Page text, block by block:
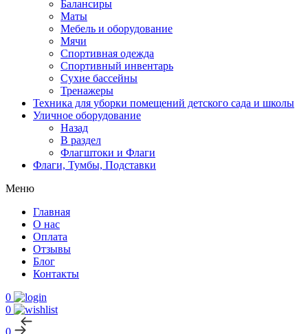
Балансиры
Маты
Мебель и оборудование
Мячи
Спортивная одежда
Спортивный инвентарь
Сухие бассейны
Тренажеры
Техника для уборки помещений детского сада и школы
Уличное оборудование
Назад
В раздел
Флагштоки и Флаги
Флаги, Тумбы, Подставки
Меню
Главная
О нас
Оплата
Отзывы
Блог
Контакты
0
0
0